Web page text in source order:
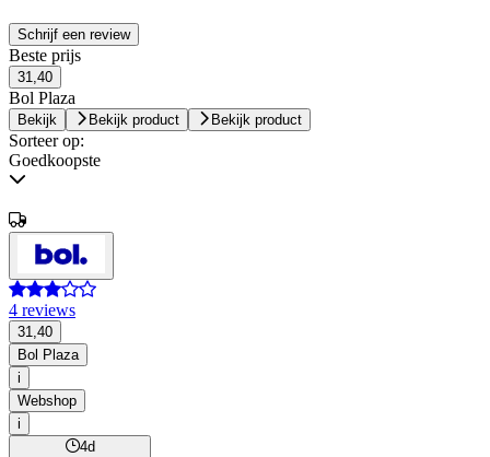
Schrijf een review
Beste prijs
31,40
Bol Plaza
Bekijk Bekijk product Bekijk product
Sorteer op:
Goedkoopste
4 reviews
31,40
Bol Plaza
i
Webshop
i
4d